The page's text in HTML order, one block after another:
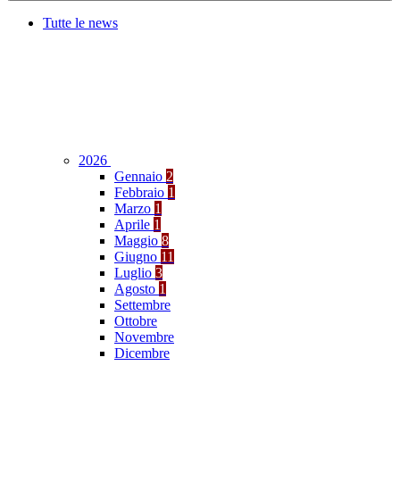
Tutte le news
2026
Gennaio 2
Febbraio 1
Marzo 1
Aprile 1
Maggio 8
Giugno 11
Luglio 3
Agosto 1
Settembre
Ottobre
Novembre
Dicembre